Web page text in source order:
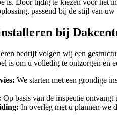
passend bij de stijl van
bij
bedrijf volgen wij een
is om u volledig te ontzorgen en
We starten met een grondige
Op basis van de inspectie
In overleg met u plannen we